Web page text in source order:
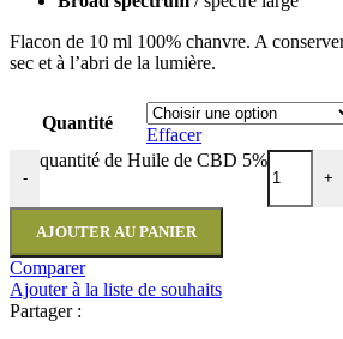
Flacon de 10 ml 100% chanvre. A
sec et à l’abri de la lumière.
Quantité
Effacer
-
quantité de Huile de CBD 5%
+
AJOUTER AU PANIER
Comparer
Ajouter à la liste de souhaits
Partager :